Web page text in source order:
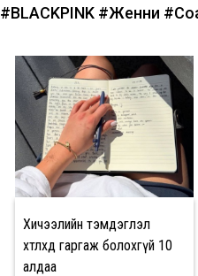
#BLACKPINK #Женни
Хичээлийн тэмдэглэл
хөтлөхдөө гаргаж болохгүй 10
алдаа